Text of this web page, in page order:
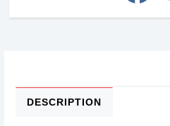
DESCRIPTION